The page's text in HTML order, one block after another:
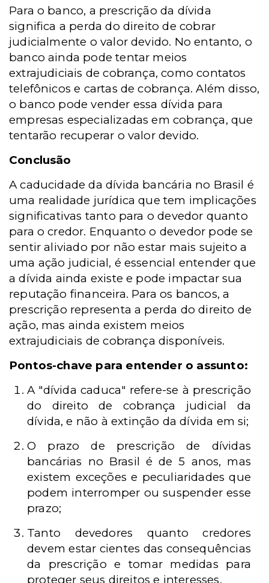
Para o banco, a prescrição da dívida
significa a perda do direito de cobrar
judicialmente o valor devido. No entanto, o
banco ainda pode tentar meios
extrajudiciais de cobrança, como contatos
telefônicos e cartas de cobrança. Além disso,
o banco pode vender essa dívida para
empresas especializadas em cobrança, que
tentarão recuperar o valor devido.
Conclusão
A caducidade da dívida bancária no Brasil é
uma realidade jurídica que tem implicações
significativas tanto para o devedor quanto
para o credor. Enquanto o devedor pode se
sentir aliviado por não estar mais sujeito a
uma ação judicial, é essencial entender que
a dívida ainda existe e pode impactar sua
reputação financeira. Para os bancos, a
prescrição representa a perda do direito de
ação, mas ainda existem meios
extrajudiciais de cobrança disponíveis.
Pontos-chave para entender o assunto:
A "dívida caduca" refere-se à prescrição
do direito de cobrança judicial da
dívida, e não à extinção da dívida em si;
O prazo de prescrição de dívidas
bancárias no Brasil é de 5 anos, mas
existem exceções e peculiaridades que
podem interromper ou suspender esse
prazo;
Tanto devedores quanto credores
devem estar cientes das consequências
da prescrição e tomar medidas para
proteger seus direitos e interesses.